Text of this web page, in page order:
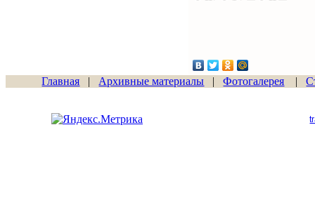
Главная | Архивные материалы |Фотогалерея |